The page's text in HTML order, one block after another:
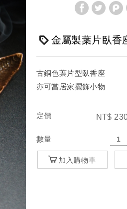
金屬製葉片臥香
古銅色葉片型臥香座
亦可當居家擺飾小物
定價 NT$
數量
加入購物車